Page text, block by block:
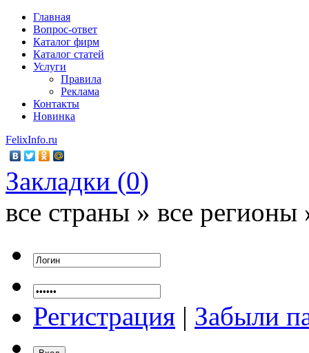
Главная
Вопрос-ответ
Каталог фирм
Каталог статей
Услуги
Правила
Реклама
Контакты
Новинка
FelixInfo.ru
Закладки (0)
все страны » все регионы
Регистрация | Забыли